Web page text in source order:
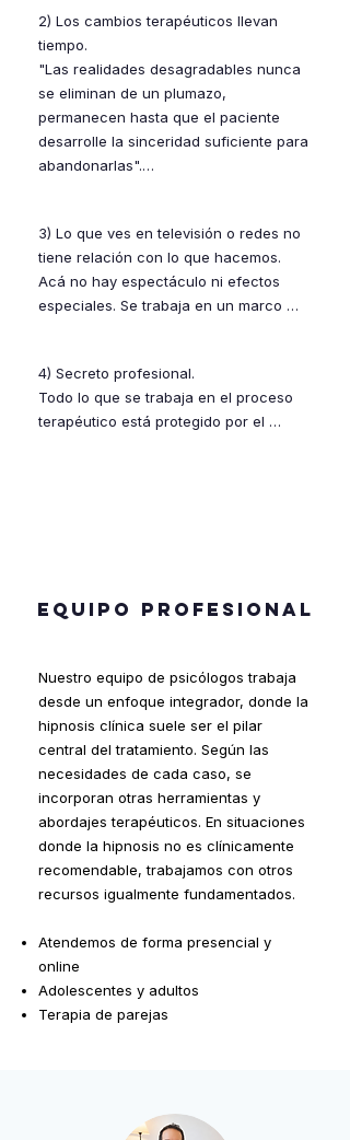
adecuado es conversarlo con él
primero. Como en cualquier otra
psicoterapia, no es posible tener dos
psicólogos a la vez.
2) Los cambios terapéuticos llevan
tiempo.
"Las realidades desagradables nunca
se eliminan de un plumazo,
permanecen hasta que el paciente
desarrolle la sinceridad suficiente para
abandonarlas".
precisión la cantidad de sesiones
requeridas para tratar una condición
específica. Aunque esta forma de
terapia a menudo produce resultados
fijo de sesiones para resolver
afecciones que han estado presentes
durante años, y en muchos casos,
3) Lo que ves en televisión o redes no
tiene relación con lo que hacemos.
Acá no hay espectáculo ni efectos
especiales. Se trabaja en un marco
​4) Secreto profesional.
Todo lo que se trabaja en el proceso
terapéutico está protegido por el
EQUIPO PROFESIONAL
Nuestro equipo de psicólogos trabaja
desde un enfoque integrador, donde la
hipnosis clínica suele ser el pilar
central del tratamiento. Según las
necesidades de cada caso, se
incorporan otras herramientas y
abordajes terapéuticos. En situaciones
donde la hipnosis no es clínicamente
recomendable, trabajamos con otros
recursos igualmente fundamentados.
Atendemos de forma presencial y
online
Adolescentes y adultos
Terapia de parejas